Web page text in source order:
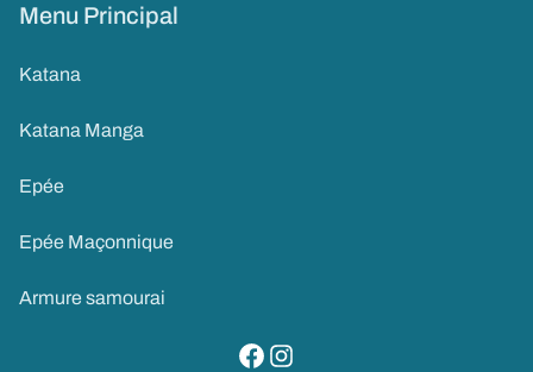
Menu Principal
Katana
Katana Manga
Epée
Epée Maçonnique
Armure samourai
visitez notre page facebook
suivez notre compte instagram